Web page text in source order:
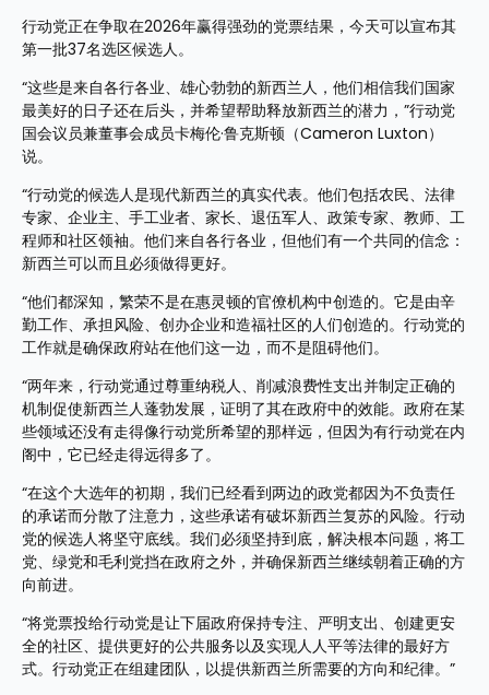
行动党正在争取在2026年赢得强劲的党票结果，今天可以宣布其
第一批37名选区候选人。
“这些是来自各行各业、雄心勃勃的新西兰人，他们相信我们国家
最美好的日子还在后头，并希望帮助释放新西兰的潜力，”行动党
国会议员兼董事会成员卡梅伦·鲁克斯顿（Cameron Luxton）
说。
“行动党的候选人是现代新西兰的真实代表。他们包括农民、法律
专家、企业主、手工业者、家长、退伍军人、政策专家、教师、工
程师和社区领袖。他们来自各行各业，但他们有一个共同的信念：
新西兰可以而且必须做得更好。
“他们都深知，繁荣不是在惠灵顿的官僚机构中创造的。它是由辛
勤工作、承担风险、创办企业和造福社区的人们创造的。行动党的
工作就是确保政府站在他们这一边，而不是阻碍他们。
“两年来，行动党通过尊重纳税人、削减浪费性支出并制定正确的
机制促使新西兰人蓬勃发展，证明了其在政府中的效能。政府在某
些领域还没有走得像行动党所希望的那样远，但因为有行动党在内
阁中，它已经走得远得多了。
“在这个大选年的初期，我们已经看到两边的政党都因为不负责任
的承诺而分散了注意力，这些承诺有破坏新西兰复苏的风险。行动
党的候选人将坚守底线。我们必须坚持到底，解决根本问题，将工
党、绿党和毛利党挡在政府之外，并确保新西兰继续朝着正确的方
向前进。
“将党票投给行动党是让下届政府保持专注、严明支出、创建更安
全的社区、提供更好的公共服务以及实现人人平等法律的最好方
式。行动党正在组建团队，以提供新西兰所需要的方向和纪律。”